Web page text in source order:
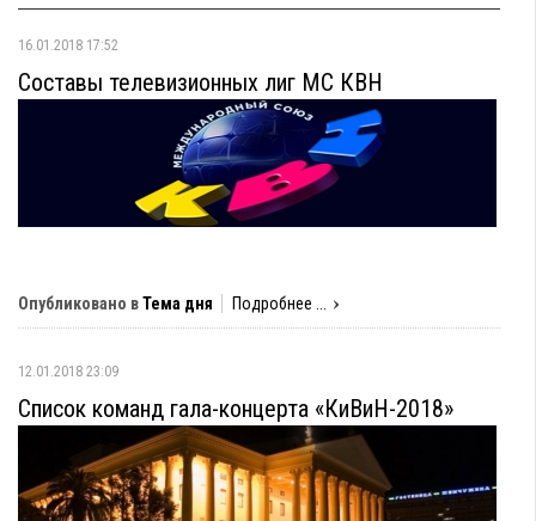
16.01.2018 17:52
Составы телевизионных лиг МС КВН
Опубликовано вТема дня Подробнее ...
12.01.2018 23:09
Список команд гала-концерта «КиВиН-2018»